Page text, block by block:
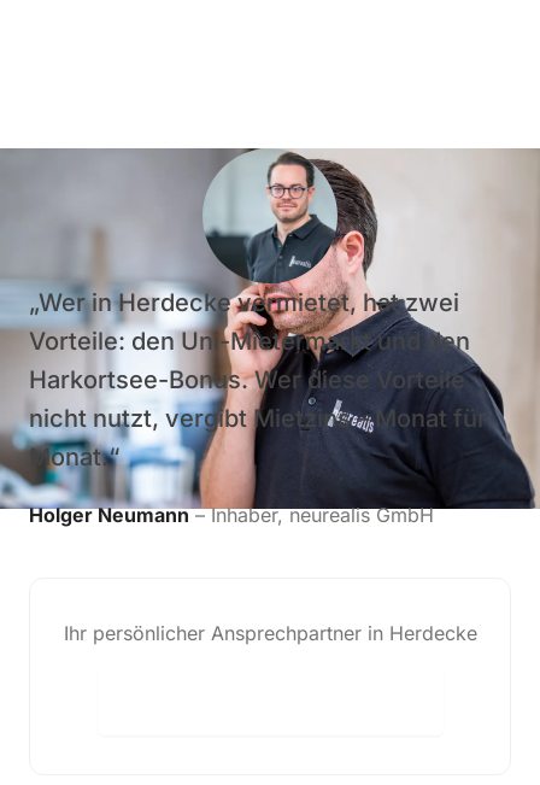
„Wer in Herdecke vermietet, hat zwei
Vorteile: den Uni-Mietermarkt und den
Harkortsee-Bonus. Wer diese Vorteile
nicht nutzt, vergibt Mietzins – Monat für
Monat.“
Holger Neumann – Inhaber, neurealis GmbH
Ihr persönlicher Ansprechpartner in Herdecke